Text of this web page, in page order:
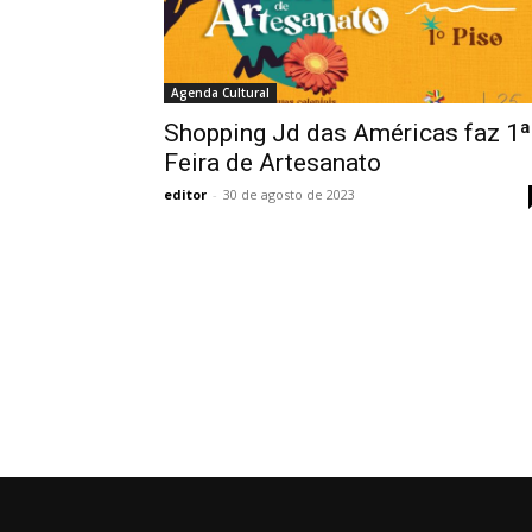
Agenda Cultural
Shopping Jd das Américas faz 1ª
Feira de Artesanato
editor - 30 de agosto de 2023